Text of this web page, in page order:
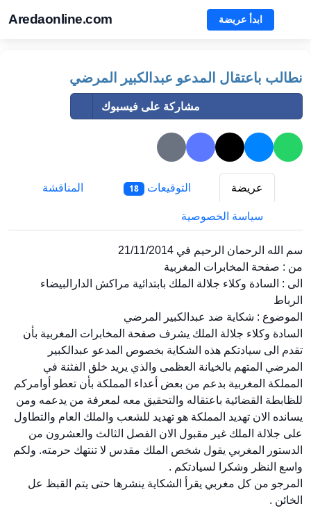
Aredaonline.com ابدأ عريضة
نطالب باعتقال المدعو عبدالكبير المرضي
مشاركة على فيسبوك
عريضة التوقيعات 18
المناقشة
سياسة الخصوصية
سم الله الرحمان الرحيم في 21/11/2014
من : صفحة المخابرات المغربية
الى : السادة وكلاء جلالة الملك بابتدائية مراكش الدارالبيضاء
الرباط
الموضوع : شكاية ضد عبدالكبير المرضي
السادة وكلاء جلالة الملك يشرف صفحة المخابرات المغربية بأن
تقدم الى سيادتكم هذه الشكاية بخصوص المدعو عبدالكبير
المرضي المتهم بالخيانة العظمى والذي يريد خلق الفثنة في
المملكة المغربية بدعم من بعض أعداء المملكة بأن تعطو أوامركم
للظابطة القضائية باعتقاله والتحقيق معه لمعرفة من يدعمه ومن
يسانده الان تهديد المملكة هو تهديد للشعب والملك العام والتطاول
على جلالة الملك غير مقبول الان الفصل الثالث والعشرون من
الدستور المغربي يقول شخص الملك مقدس لا تنتهك حرمته. ولكم
واسع النظر وشكرا لسيادتكم .
المرجو من كل مغربي يقرأ الشكاية ينشرها حتى يتم القبظ عل
الخائن .